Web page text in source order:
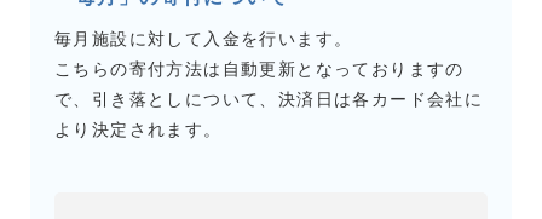
毎月施設に対して入金を行います。
こちらの寄付方法は自動更新となっておりますの
で、引き落としについて、決済日は各カード会社に
より決定されます。